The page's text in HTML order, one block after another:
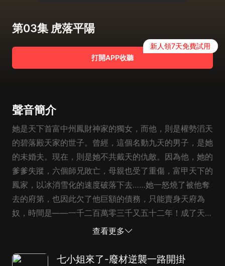
第03集 虎落平陽
打開APP收聽
新人領7天免費試用
聲音簡介
她是天下首富中州鳳財神家的獨女，而他，則是權勢滔天
的碧落殿天家的世子。曾經，這個名動九天的男子，是她
的未婚夫。現在，則是她不共戴天的仇敵。因為他，她的
爹爹失蹤，六個師兄敗亡，母親也受了重傷，富甲天下的
鳳家，以冰消雪化的速度破落下去……她一怒燒了被他奪
去的府第，也因此欠了他巨額的債務，只能賣身天府為
奴，時間是——一千二百萬零三千又五十二年！成了天府
四等丫鬟的七小姐堅決不承認自個兒是落架的鳳凰，她要
查看更多
七小姐來了-廢材逆襲一路開掛